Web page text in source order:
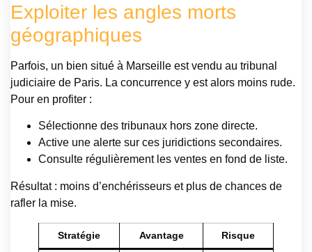
Exploiter les angles morts
géographiques
Parfois, un bien situé à Marseille est vendu au tribunal
judiciaire de Paris. La concurrence y est alors moins rude.
Pour en profiter :
Sélectionne des tribunaux hors zone directe.
Active une alerte sur ces juridictions secondaires.
Consulte régulièrement les ventes en fond de liste.
Résultat : moins d’enchérisseurs et plus de chances de
rafler la mise.
Stratégie Avantage Risque